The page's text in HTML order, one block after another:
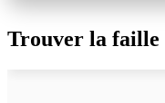
Trouver la faille